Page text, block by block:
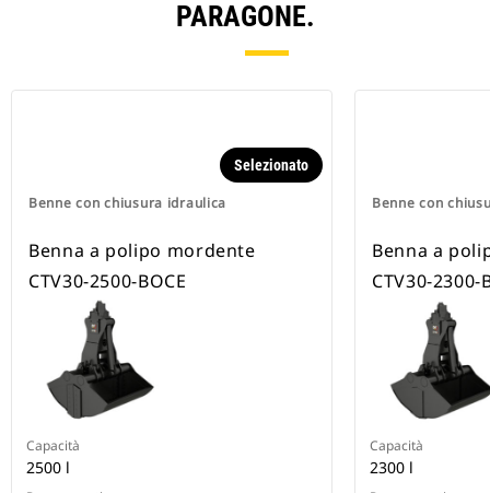
PARAGONE.
Benne con chiusura idraulica
Selezionato
Benna a polipo mordente
CTV30-2500-BOCE
Capacità
2500 l
Benne con
Benna a
CTV30-2300-
Capacità
2300 l